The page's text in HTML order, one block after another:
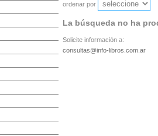
ordenar por
La búsqueda no ha
Solicite información a:
consultas@info-libros.com.ar